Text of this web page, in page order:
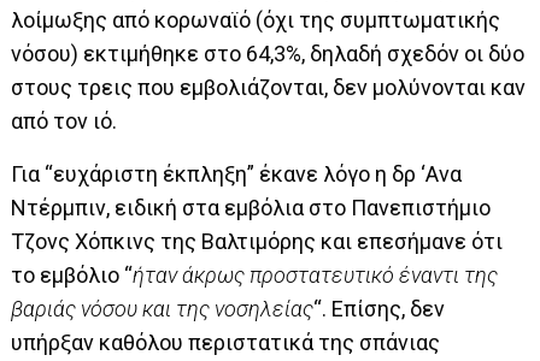
λοίμωξης από κορωναϊό (όχι της συμπτωματικής
νόσου) εκτιμήθηκε στο 64,3%, δηλαδή σχεδόν οι δύο
στους τρεις που εμβολιάζονται, δεν μολύνονται καν
από τον ιό.
Για “ευχάριστη έκπληξη” έκανε λόγο η δρ ‘Ανα
Ντέρμπιν, ειδική στα εμβόλια στο Πανεπιστήμιο
Τζονς Χόπκινς της Βαλτιμόρης και επεσήμανε ότι
το εμβόλιο “ήταν άκρως προστατευτικό έναντι της
βαριάς νόσου και της νοσηλείας“. Επίσης, δεν
υπήρξαν καθόλου περιστατικά της σπάνιας